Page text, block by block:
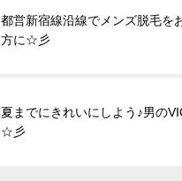
都営新宿線沿線でメンズ脱毛を
方に☆彡
夏までにきれいにしよう♪男の
☆彡